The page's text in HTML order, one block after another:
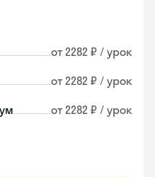
от 2282 ₽ / урок
от 2282 ₽ / урок
от 2282 ₽ / урок